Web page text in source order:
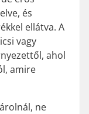
és
ellátva. A
vagy
ahol
amire
ne